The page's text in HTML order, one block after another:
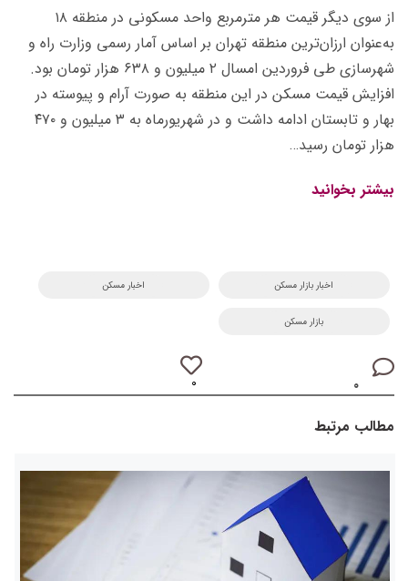
از سوی دیگر قیمت هر مترمربع واحد مسکونی در منطقه ۱۸
به‌عنوان ارزان‌ترین منطقه تهران بر اساس آمار رسمی وزارت راه و
شهرسازی طی فروردین امسال ۲ میلیون و ۶۳۸ هزار تومان بود.
افزایش قیمت مسکن در این منطقه به صورت آرام و پیوسته در
بهار و تابستان ادامه داشت و در شهریورماه به ۳ میلیون و ۴۷۰
هزار تومان رسید…
بیشتر بخوانید
اخبار بازار مسکن اخبار مسکن
بازار مسکن
۰ ۰
مطالب مرتبط